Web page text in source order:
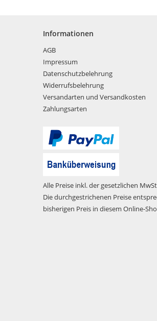
Informationen
AGB
Impressum
Datenschutzbelehrung
Widerrufsbelehrung
Versandarten und Versandkosten
Zahlungsarten
Alle Preise inkl. der gesetzlichen
Die durchgestrichenen Preise
bisherigen Preis in diesem Online-